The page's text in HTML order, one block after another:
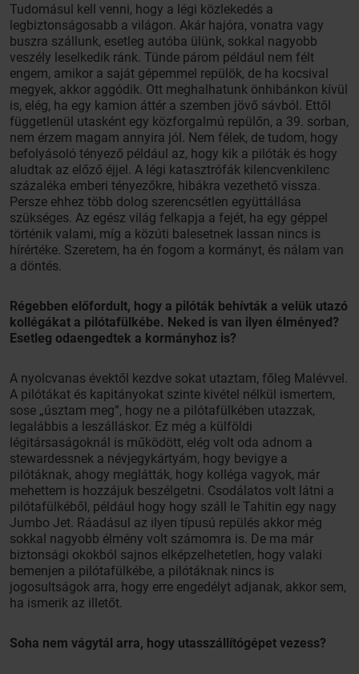
Tudomásul kell venni, hogy a légi közlekedés a
legbiztonságosabb a világon. Akár hajóra, vonatra vagy
buszra szállunk, esetleg autóba ülünk, sokkal nagyobb
veszély leselkedik ránk. Tünde párom például nem félt
engem, amikor a saját gépemmel repülök, de ha kocsival
megyek, akkor aggódik. Ott meghalhatunk önhibánkon kívül
is, elég, ha egy kamion áttér a szemben jövő sávból. Ettől
függetlenül utasként egy közforgalmú repülőn, a 39. sorban,
nem érzem magam annyira jól. Nem félek, de tudom, hogy
befolyásoló tényező például az, hogy kik a pilóták és hogy
aludtak az előző éjjel. A légi katasztrófák kilencvenkilenc
százaléka emberi tényezőkre, hibákra vezethető vissza.
Persze ehhez több dolog szerencsétlen együttállása
szükséges. Az egész világ felkapja a fejét, ha egy géppel
történik valami, míg a közúti balesetnek lassan nincs is
hírértéke. Szeretem, ha én fogom a kormányt, és nálam van
a döntés.
Régebben előfordult, hogy a pilóták behívták a velük utazó
kollégákat a pilótafülkébe. Neked is van ilyen élményed?
Esetleg odaengedtek a kormányhoz is?
A nyolcvanas évektől kezdve sokat utaztam, főleg Malévvel.
A pilótákat és kapitányokat szinte kivétel nélkül ismertem,
sose „úsztam meg”, hogy ne a pilótafülkében utazzak,
legalábbis a leszálláskor. Ez még a külföldi
légitársaságoknál is működött, elég volt oda adnom a
stewardessnek a névjegykártyám, hogy bevigye a
pilótáknak, ahogy meglátták, hogy kolléga vagyok, már
mehettem is hozzájuk beszélgetni. Csodálatos volt látni a
pilótafülkéből, például hogy hogy száll le Tahitin egy nagy
Jumbo Jet. Ráadásul az ilyen típusú repülés akkor még
sokkal nagyobb élmény volt számomra is. De ma már
biztonsági okokból sajnos elképzelhetetlen, hogy valaki
bemenjen a pilótafülkébe, a pilótáknak nincs is
jogosultságok arra, hogy erre engedélyt adjanak, akkor sem,
ha ismerik az illetőt.
Soha nem vágytál arra, hogy utasszállítógépet vezess?